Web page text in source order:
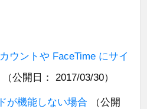
ウントや FaceTime にサイ
（公開日： 2017/03/30）
が機能しない場合 （公開